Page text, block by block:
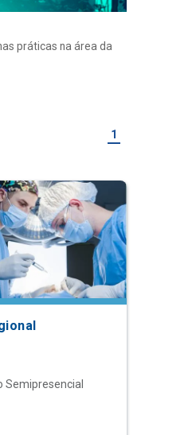
práticas na área da
1
Semipresencial